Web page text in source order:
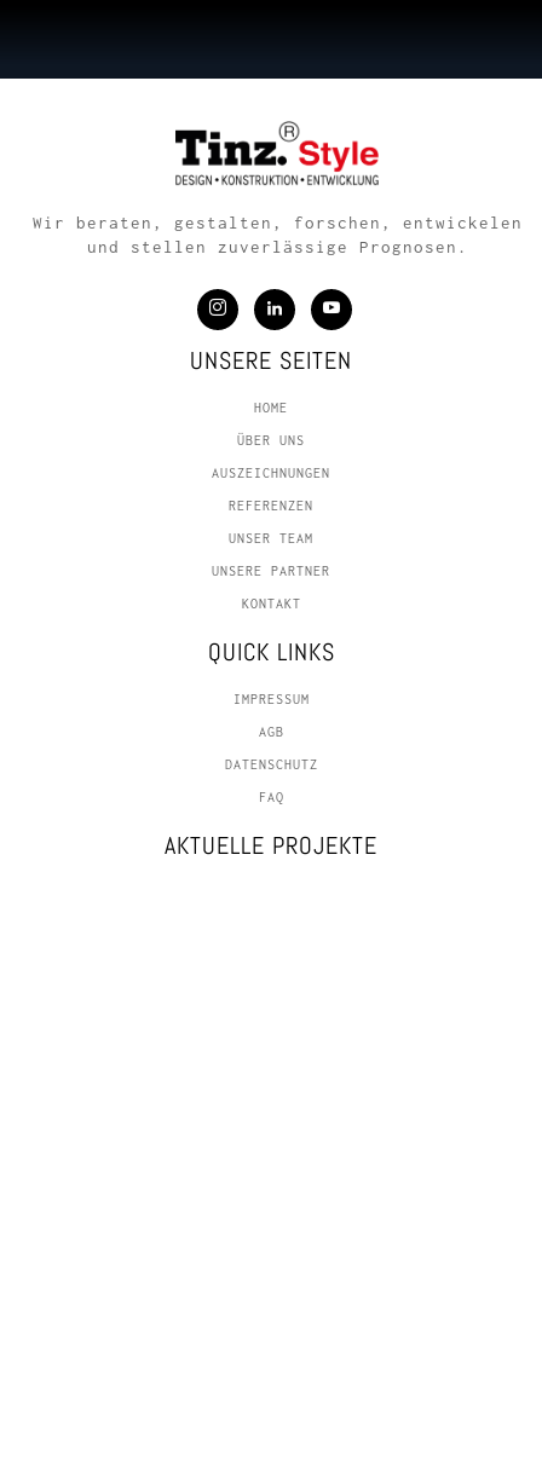
Wir beraten, gestalten, forschen, entwickelen
und stellen zuverlässige Prognosen.
UNSERE SEITEN
HOME
ÜBER UNS
AUSZEICHNUNGEN
REFERENZEN
UNSER TEAM
UNSERE PARTNER
KONTAKT
QUICK LINKS
IMPRESSUM
AGB
DATENSCHUTZ
FAQ
AKTUELLE PROJEKTE